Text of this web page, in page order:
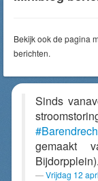
Bekijk ook de pagina
berichten.
Sinds
gemaakt
Bijdorpplein).
Vrijdag 12